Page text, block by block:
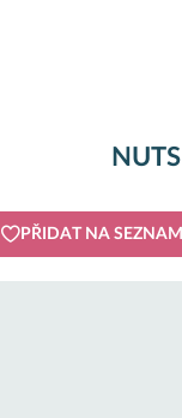
NUTS
PŘIDAT NA SEZNAM